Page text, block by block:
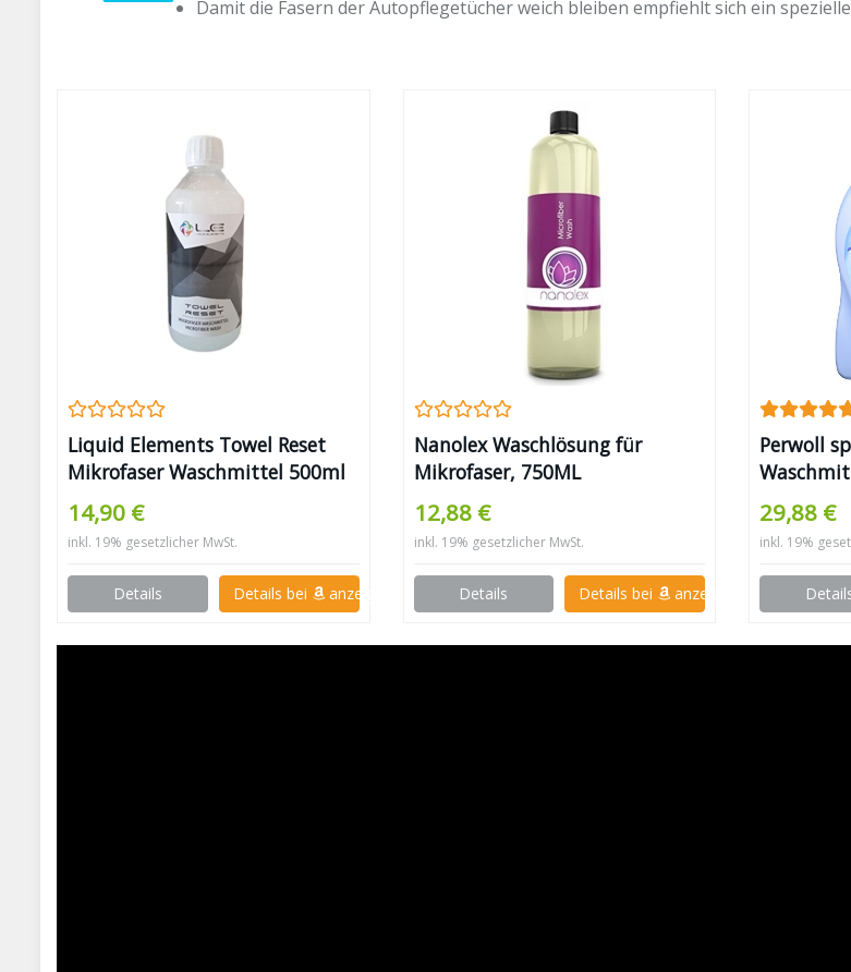
Damit die Fasern der Autopflegetücher weich bleiben empfiehlt sich ein
Liquid Elements Towel Reset
Mikrofaser Waschmittel 500ml
14,90 €
inkl. 19% gesetzlicher MwSt.
Details Details bei anzeigen
Nanolex Waschlösung für
Mikrofaser, 750ML
12,88 €
inkl. 19% gesetzlicher MwSt.
Details Details bei anzeigen
Perwoll
29,88 €
inkl. 19%